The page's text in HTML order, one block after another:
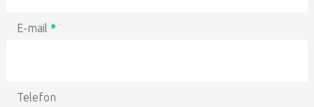
E-mail *
Telefon